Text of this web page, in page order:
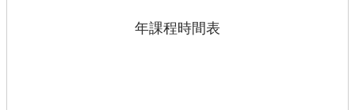
年課程時間表